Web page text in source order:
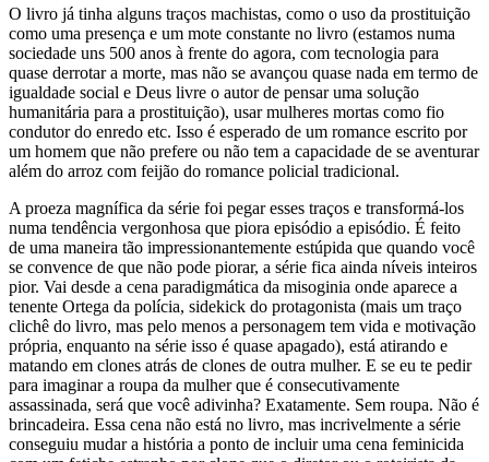
O livro já tinha alguns traços machistas, como o uso da prostituição
como uma presença e um mote constante no livro (estamos numa
sociedade uns 500 anos à frente do agora, com tecnologia para
quase derrotar a morte, mas não se avançou quase nada em termo de
igualdade social e Deus livre o autor de pensar uma solução
humanitária para a prostituição), usar mulheres mortas como fio
condutor do enredo etc. Isso é esperado de um romance escrito por
um homem que não prefere ou não tem a capacidade de se aventurar
além do arroz com feijão do romance policial tradicional.
A proeza magnífica da série foi pegar esses traços e transformá-los
numa tendência vergonhosa que piora episódio a episódio. É feito
de uma maneira tão impressionantemente estúpida que quando você
se convence de que não pode piorar, a série fica ainda níveis inteiros
pior. Vai desde a cena paradigmática da misoginia onde aparece a
tenente Ortega da polícia, sidekick do protagonista (mais um traço
clichê do livro, mas pelo menos a personagem tem vida e motivação
própria, enquanto na série isso é quase apagado), está atirando e
matando em clones atrás de clones de outra mulher. E se eu te pedir
para imaginar a roupa da mulher que é consecutivamente
assassinada, será que você adivinha? Exatamente. Sem roupa. Não é
brincadeira. Essa cena não está no livro, mas incrivelmente a série
conseguiu mudar a história a ponto de incluir uma cena feminicida